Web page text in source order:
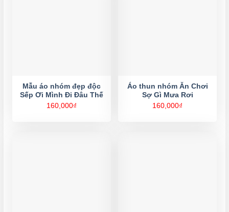
Mẫu áo nhóm đẹp độc
Sếp Ơi Mình Đi Đâu Thế
160,000₫
Áo thun nhóm Ăn Chơi
Sợ Gì Mưa Rơi
160,000₫